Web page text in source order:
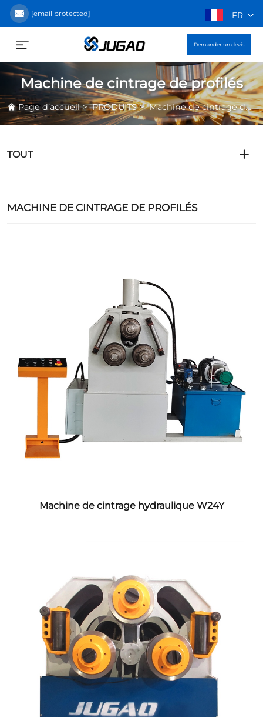
[email protected] FR
Demander un devis
Machine de cintrage de profilés
Page d’accueil>PRODUITS>Machine de cintrage de profilés
TOUT
MACHINE DE CINTRAGE DE PROFILÉS
Machine de cintrage hydraulique W24Y